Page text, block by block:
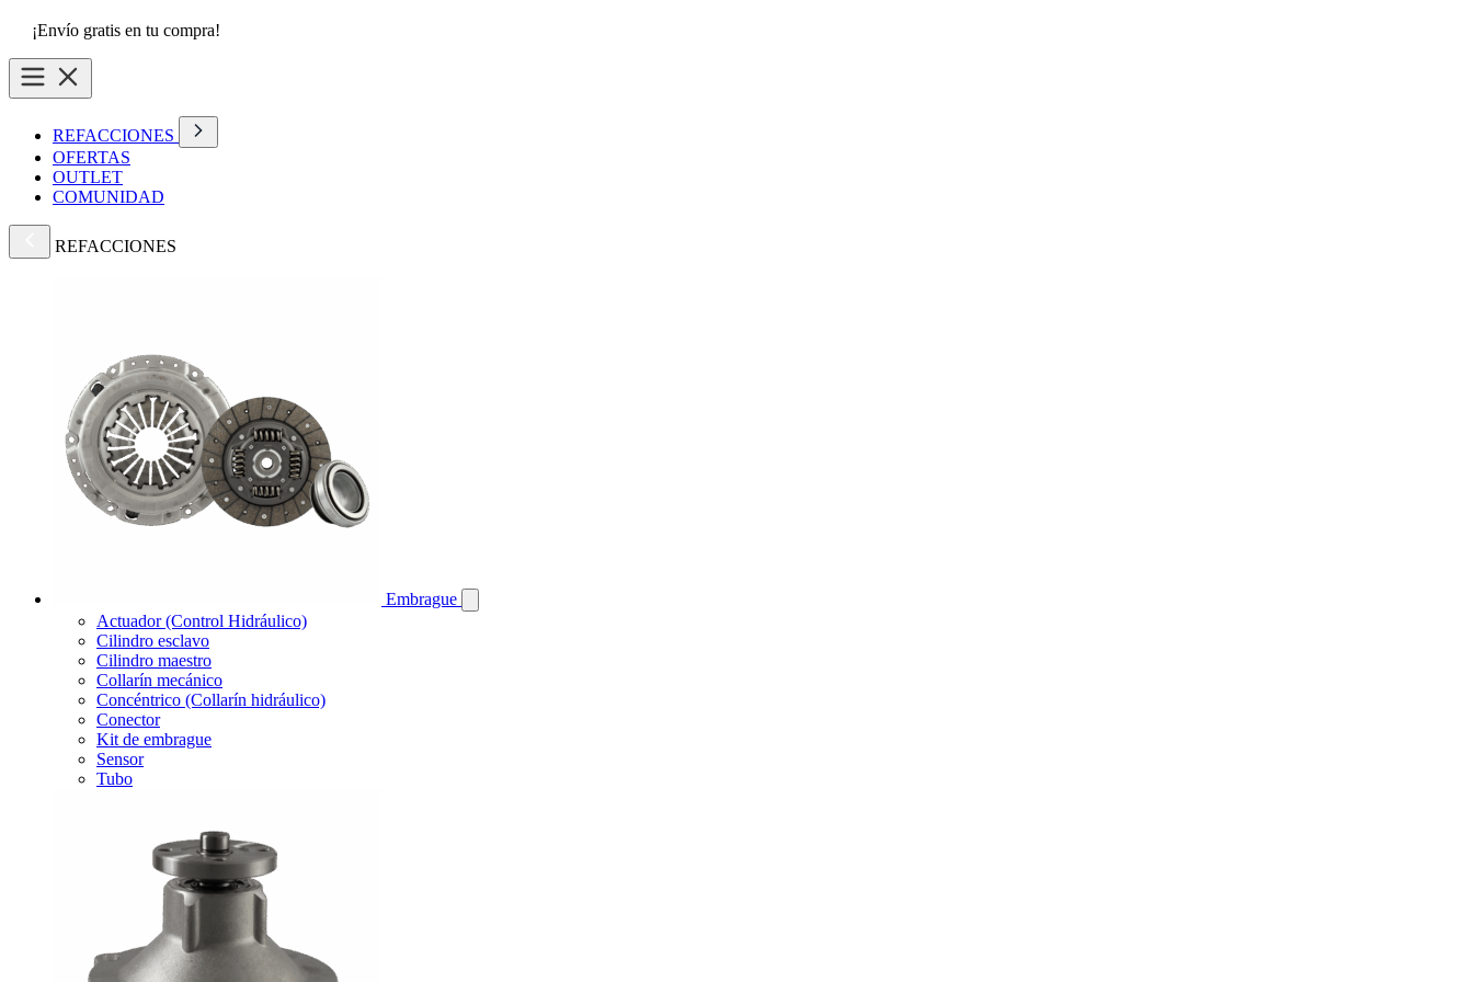
¡Envío gratis en tu compra!
REFACCIONES
OFERTAS
OUTLET
COMUNIDAD
REFACCIONES
Embrague
Actuador (Control Hidráulico)
Cilindro esclavo
Cilindro maestro
Collarín mecánico
Concéntrico (Collarín hidráulico)
Conector
Kit de embrague
Sensor
Tubo